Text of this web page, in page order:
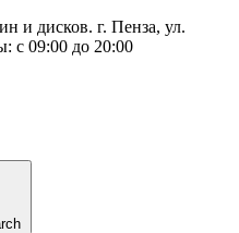
и дисков. г. Пенза, ул.
с 09:00 до 20:00